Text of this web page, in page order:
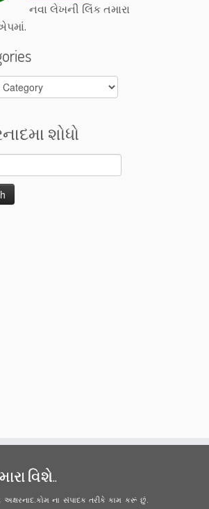
નવા લેખની લિંક તમારા
શોધો
વિશે..
ના સંપાદક તરીકે કામ કરૂં છું.